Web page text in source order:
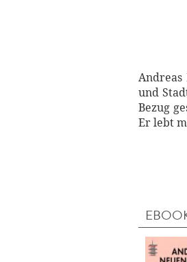
und
Bezug
Er lebt